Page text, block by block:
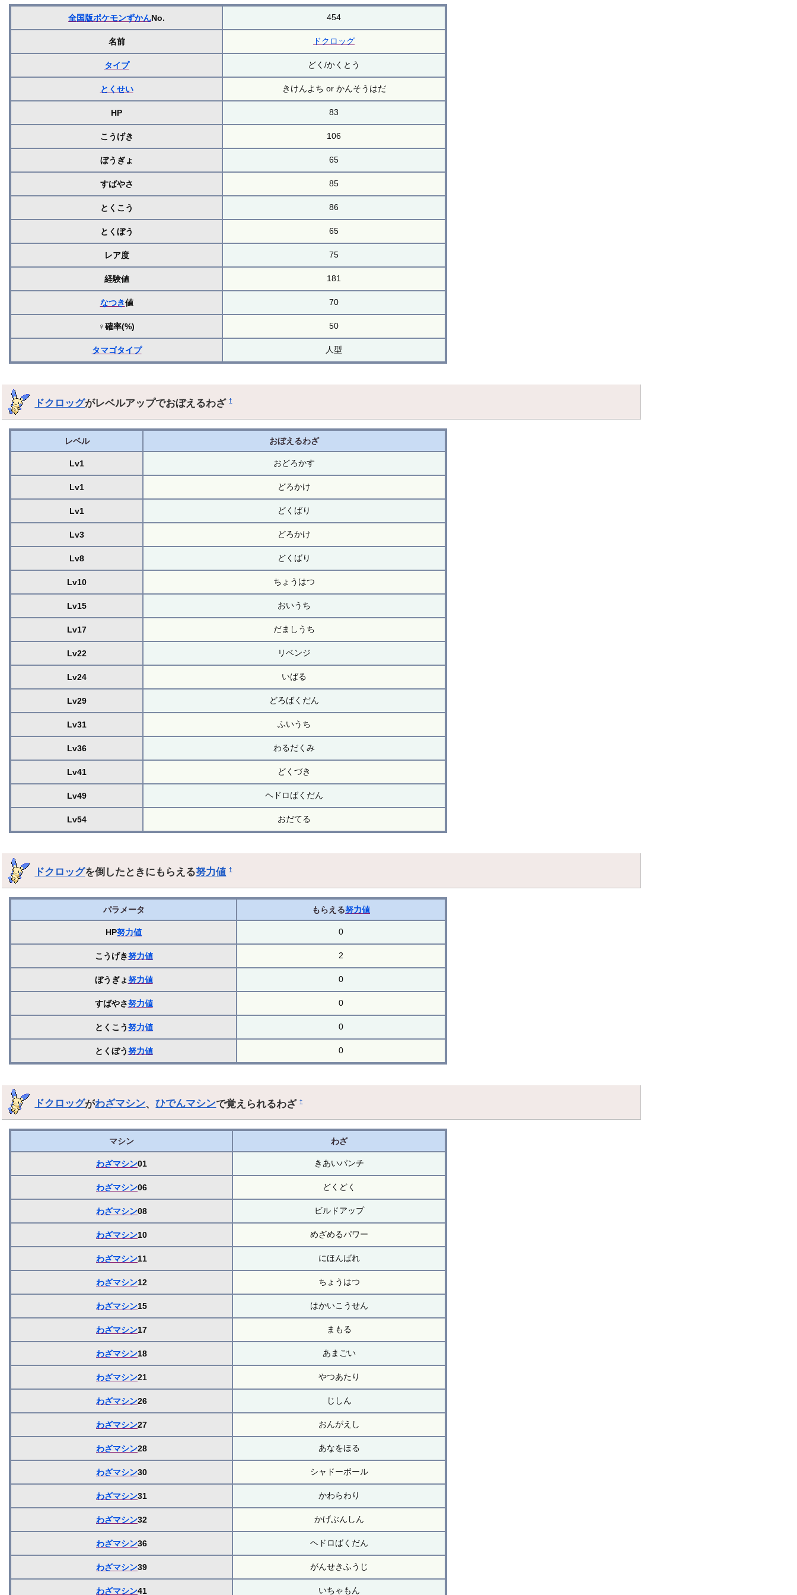
全国版ポケモンずかんNo. 454
名前 ドクロッグ
タイプ どく/かくとう
とくせい きけんよち or かんそうはだ
HP 83
こうげき 106
ぼうぎょ 65
すばやさ 85
とくこう 86
とくぼう 65
レア度 75
経験値 181
なつき値 70
♀確率(%) 50
タマゴタイプ 人型
ドクロッグがレベルアップでおぼえるわざ†
レベル おぼえるわざ
Lv1 おどろかす
Lv1 どろかけ
Lv1 どくばり
Lv3 どろかけ
Lv8 どくばり
Lv10 ちょうはつ
Lv15 おいうち
Lv17 だましうち
Lv22 リベンジ
Lv24 いばる
Lv29 どろばくだん
Lv31 ふいうち
Lv36 わるだくみ
Lv41 どくづき
Lv49 ヘドロばくだん
Lv54 おだてる
ドクロッグを倒したときにもらえる努力値 †
パラメータ もらえる努力値
HP努力値 0
こうげき努力値 2
ぼうぎょ努力値 0
すばやさ努力値 0
とくこう努力値 0
とくぼう努力値 0
ドクロッグがわざマシン、ひでんマシンで覚えられるわざ†
マシン わざ
わざマシン01 きあいパンチ
わざマシン06 どくどく
わざマシン08 ビルドアップ
わざマシン10 めざめるパワー
わざマシン11 にほんばれ
わざマシン12 ちょうはつ
わざマシン15 はかいこうせん
わざマシン17 まもる
わざマシン18 あまごい
わざマシン21 やつあたり
わざマシン26 じしん
わざマシン27 おんがえし
わざマシン28 あなをほる
わざマシン30 シャドーボール
わざマシン31 かわらわり
わざマシン32 かげぶんしん
わざマシン36 ヘドロばくだん
わざマシン39 がんせきふうじ
わざマシン41 いちゃもん